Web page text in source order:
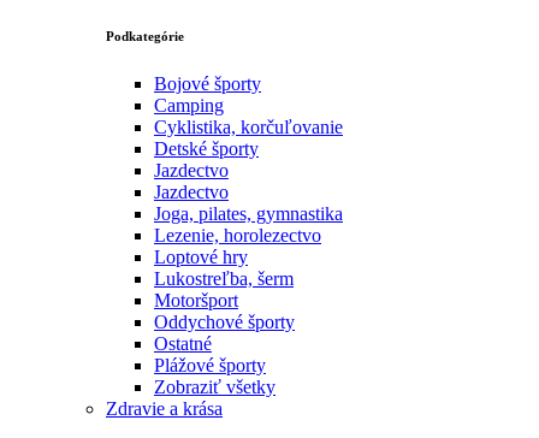
Podkategórie
Bojové športy
Camping
Cyklistika, korčuľovanie
Detské športy
Jazdectvo
Jazdectvo
Joga, pilates, gymnastika
Lezenie, horolezectvo
Loptové hry
Lukostreľba, šerm
Motoršport‎
Oddychové športy
Ostatné
Plážové športy
Zobraziť všetky
Zdravie a krása